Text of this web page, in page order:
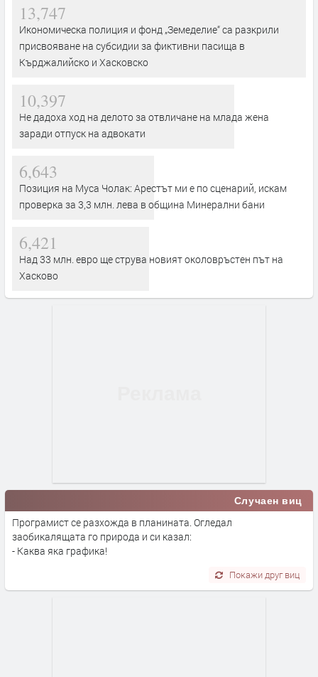
13,747
Икономическа полиция и фонд „Земеделие“ са разкрили
присвояване на субсидии за фиктивни пасища в
Кърджалийско и Хасковско
10,397
Не дадоха ход на делото за отвличане на млада жена
заради отпуск на адвокати
6,643
Позиция на Муса Чолак: Арестът ми е по сценарий, искам
проверка за 3,3 млн. лева в община Минерални бани
6,421
Над 33 млн. евро ще струва новият околовръстен път на
Хасково
Случаен виц
Програмист се разхожда в планината. Огледал
заобикалящата го природа и си казал:
- Каква яка графика!
Покажи друг виц